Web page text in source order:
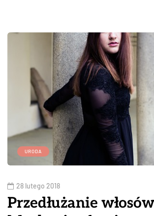
URODA
28 lutego 2018
Przedłużanie